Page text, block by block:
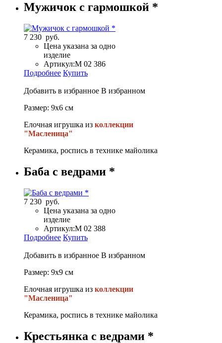
Мужичок с гармошкой *
7 230 руб.
Цена указана за одно
изделие
Артикул:М 02 386
Подробнее Купить
Добавить в избранное В избранном
Размер: 9х6 см
Елочная игрушка из коллекции
"Масленица"
Керамика, роспись в технике майолика
Баба с ведрами *
7 230 руб.
Цена указана за одно
изделие
Артикул:М 02 388
Подробнее Купить
Добавить в избранное В избранном
Размер: 9х9 см
Елочная игрушка из коллекции
"Масленица"
Керамика, роспись в технике майолика
Крестьянка с ведрами *